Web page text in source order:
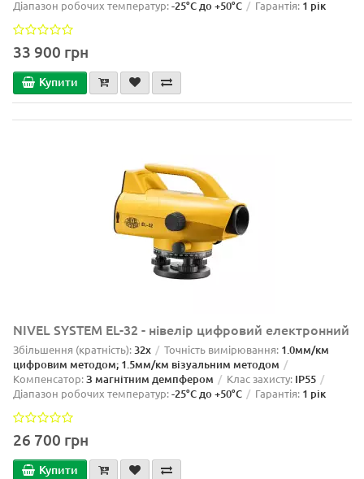
Діапазон робочих температур:-25°C до +50°C Гарантія: 1 рік
33 900 грн
Купити
NIVEL SYSTEM EL-32 - нівелір цифровий електронний
Збільшення (кратність):32x Точність вимірювання: 1.0мм/км
цифровим методом; 1.5мм/км візуальним методом
Компенсатор:З магнітним демпфером Клас захисту: IP55
Діапазон робочих температур:-25°C до +50°C Гарантія: 1 рік
26 700 грн
Купити